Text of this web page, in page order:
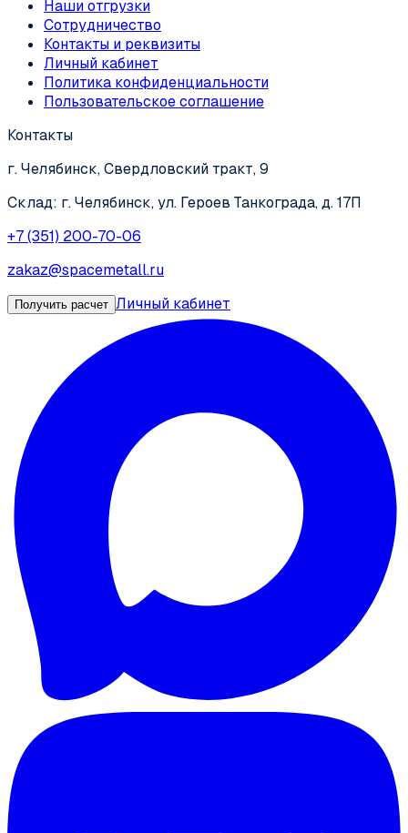
Наши отгрузки
Сотрудничество
Контакты и реквизиты
Личный кабинет
Политика конфиденциальности
Пользовательское соглашение
Контакты
г. Челябинск, Свердловский тракт, 9
Склад: г. Челябинск, ул. Героев Танкограда, д. 17П
+7 (351) 200-70-06
zakaz@spacemetall.ru
Получить расчет Личный кабинет